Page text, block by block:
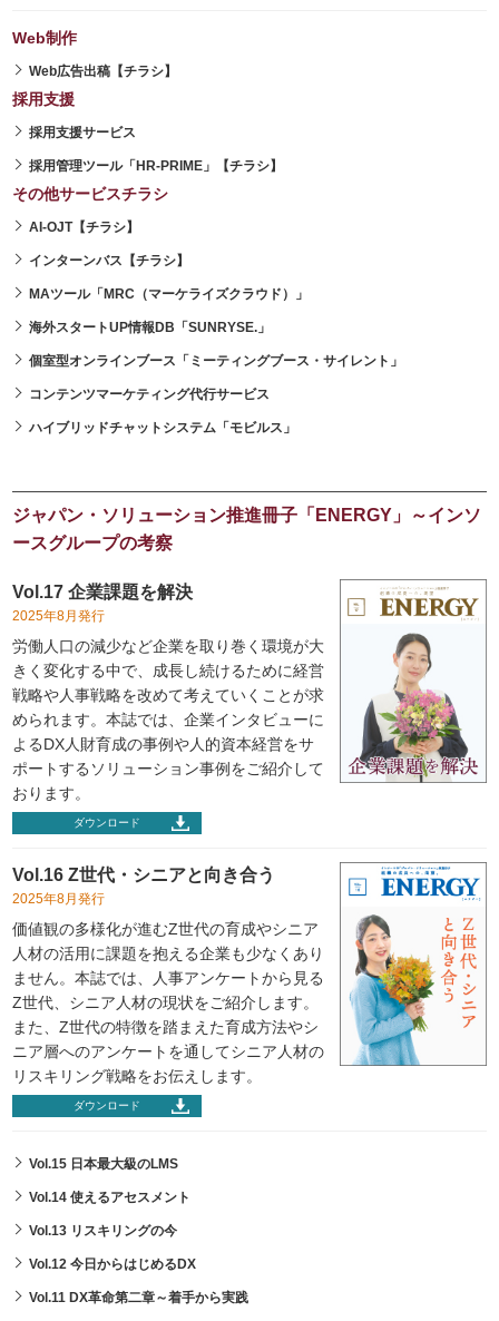
Web制作
Web広告出稿【チラシ】
採用支援
採用支援サービス
採用管理ツール「HR-PRIME」【チラシ】
その他サービスチラシ
AI-OJT【チラシ】
インターンバス【チラシ】
MAツール「MRC（マーケライズクラウド）」
海外スタートUP情報DB「SUNRYSE.」
個室型オンラインブース「ミーティングブース・サイレント」
コンテンツマーケティング代行サービス
ハイブリッドチャットシステム「モビルス」
ジャパン・ソリューション推進冊子「ENERGY」～インソ
ースグループの考察
Vol.17 企業課題を解決
2025年8月発行
労働人口の減少など企業を取り巻く環境が大
きく変化する中で、成長し続けるために経営
戦略や人事戦略を改めて考えていくことが求
められます。本誌では、企業インタビューに
よるDX人財育成の事例や人的資本経営をサ
ポートするソリューション事例をご紹介して
おります。
ダウンロード
Vol.16 Z世代・シニアと向き合う
2025年8月発行
価値観の多様化が進むZ世代の育成やシニア
人材の活用に課題を抱える企業も少なくあり
ません。本誌では、人事アンケートから見る
Z世代、シニア人材の現状をご紹介します。
また、Z世代の特徴を踏まえた育成方法やシ
ニア層へのアンケートを通してシニア人材の
リスキリング戦略をお伝えします。
ダウンロード
Vol.15 日本最大級のLMS
Vol.14 使えるアセスメント
Vol.13 リスキリングの今
Vol.12 今日からはじめるDX
Vol.11 DX革命第二章～着手から実践